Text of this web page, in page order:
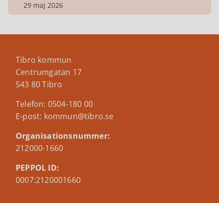
29 maj 2026
Tibro kommun
Centrumgatan 17
543 80 Tibro
Telefon: 0504-180 00
E-post: kommun@tibro.se
Organisationsnummer:
212000-1660
PEPPOL ID:
0007:2120001660